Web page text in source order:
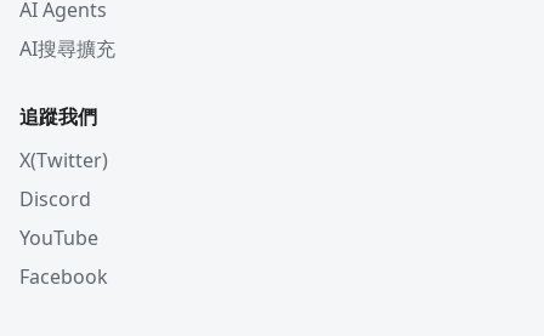
AI Agents
AI搜尋擴充
追蹤我們
X(Twitter)
Discord
YouTube
Facebook